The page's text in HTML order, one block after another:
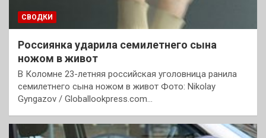
СВОДКИ
Россиянка ударила семилетнего сына
ножом в живот
В Коломне 23-летняя российская уголовница ранила
семилетнего сына ножом в живот Фото: Nikolay
Gyngazov / Globallookpress.com…